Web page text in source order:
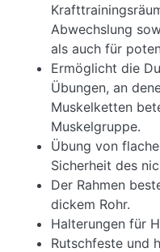
Abwechslung
als auch für
Ermöglicht die
Übungen, an
Muskelketten
Muskelgruppe.
Übung von
Sicherheit des
Der Rahmen
dickem Rohr.
Halterungen für
Rutschfeste und